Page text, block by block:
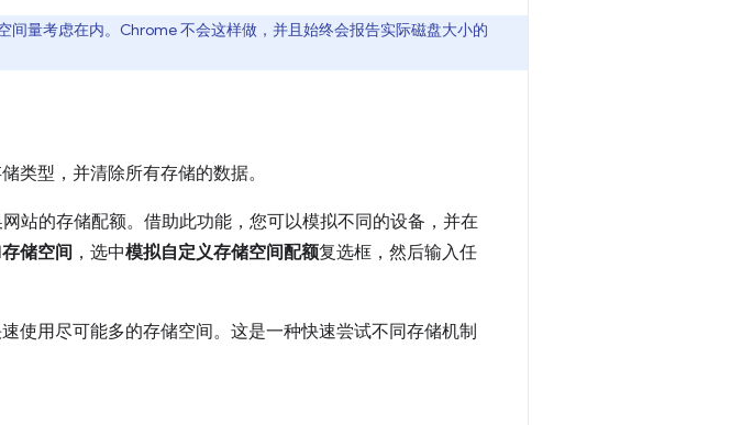
间量考虑在内。Chrome 不会这样做，并且始终会报告实际磁盘大小的
类型，并清除所有存储的数据。
站的存储配额。借助此功能，您可以模拟不同的设备，并在
存储空间 ，选中模拟自定义存储空间配额复选框，然后输入任
速使用尽可能多的存储空间。这是一种快速尝试不同存储机制